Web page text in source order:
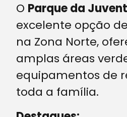
O Parque da
excelente opção
na Zona Norte,
amplas áreas
equipamentos de
toda a família.